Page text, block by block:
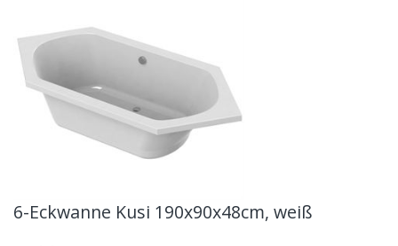
6-Eckwanne Kusi 190x90x48cm, weiß